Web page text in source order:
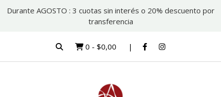
Durante AGOSTO : 3 cuotas sin interés o 20% descuento por
transferencia
0 - $0,00